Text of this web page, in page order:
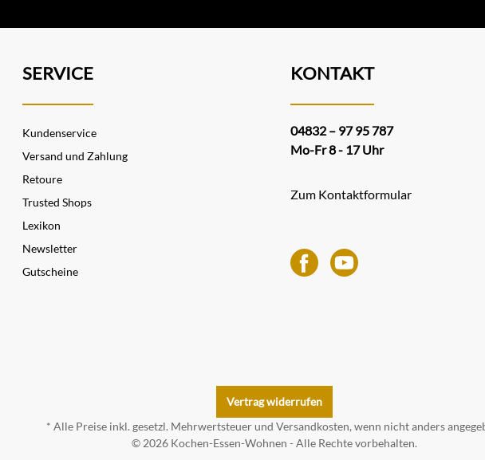
SERVICE
Kundenservice
Versand und Zahlung
Retoure
Trusted Shops
Lexikon
Newsletter
Gutscheine
KONTAKT
04832 – 97 95 787
Mo-Fr 8 - 17 Uhr
Zum Kontaktformular
Vertrag widerrufen
* Alle Preise inkl. gesetzl. Mehrwertsteuer und Versandkosten, wenn nicht anders
© 2026 Kochen-Essen-Wohnen - Alle Rechte vorbehalten.